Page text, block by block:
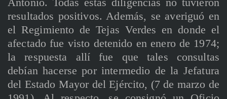
resultados positivos. Además, se averiguó en
el Regimiento de Tejas Verdes en donde el
afectado fue visto detenido en enero de 1974;
la respuesta allí fue que tales consultas
debían hacerse por intermedio de la Jefatura
del Estado Mayor del Ejército, (7 de marzo de